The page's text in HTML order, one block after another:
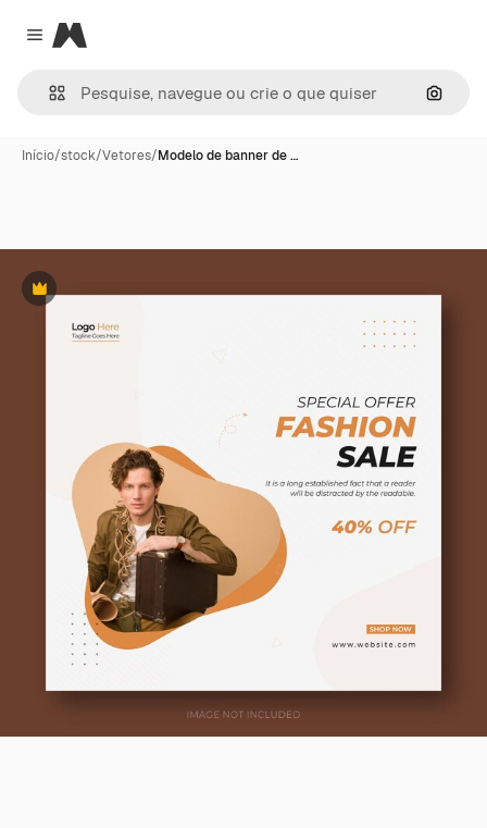
Close menu
Magnific
Início/stock/Vetores/Modelo de banner de …
Premium